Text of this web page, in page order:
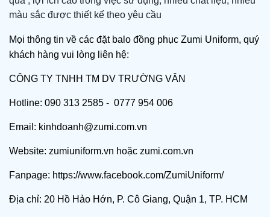
màu sắc được thiết kế theo yêu cầu
Mọi thông tin về các đặt balo đồng phục Zumi Uniform, quý
khách hàng vui lòng liên hệ:
CÔNG TY TNHH TM DV TRƯỜNG VÂN
Hotline: 090 313 2585 - 0777 954 006
Email: kinhdoanh@zumi.com.vn
Website: zumiuniform.vn hoặc zumi.com.vn
Fanpage: https://www.facebook.com/ZumiUniform/
Địa chỉ: 20 Hồ Hảo Hớn, P. Cô Giang, Quận 1, TP. HCM